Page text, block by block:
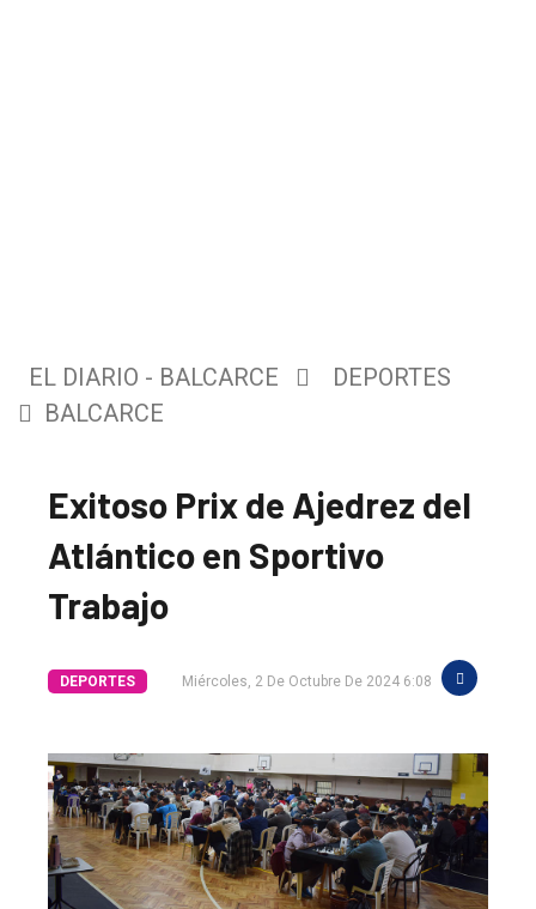
EL DIARIO - BALCARCE
DEPORTES
BALCARCE
Exitoso Prix de Ajedrez del
Atlántico en Sportivo
Trabajo
DEPORTES Miércoles, 2 De Octubre De 2024 6:08